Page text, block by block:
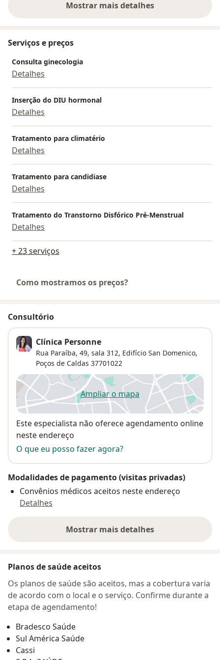
Mostrar mais detalhes
sobre a experiência
Serviços e preços
Consulta ginecologia
Detalhes
Inserção do DIU hormonal
Detalhes
Tratamento para climatério
Detalhes
Tratamento para candidiase
Detalhes
Tratamento do Transtorno Disfórico Pré-Menstrual
Detalhes
+ 23 serviços
Como mostramos os preços?
Consultório
Clínica Personne
Rua Paraíba, 49, sala 312, Edifício San Domenico,
Poços de Caldas 37701022
Ampliar o mapaabre num novo separador
Disponibilidade
Este especialista não oferece agendamento online
neste endereço
O que eu posso fazer agora?
Modalidades de pagamento (visitas privadas)
Convênios médicos aceitos neste endereço
Detalhes
Mostrar mais detalhes
sobre o endereço
Planos de saúde aceitos
Os planos de saúde são aceitos, mas a cobertura varia
de acordo com o local e o serviço. Confirme durante a
etapa de agendamento!
Bradesco Saúde
Sul América Saúde
Cassi